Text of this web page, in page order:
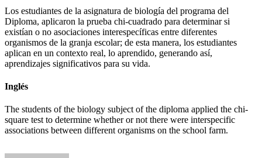
Los estudiantes de la asignatura de biología del programa del
Diploma, aplicaron la prueba chi-cuadrado para determinar si
existían o no asociaciones interespecíficas entre diferentes
organismos de la granja escolar; de esta manera, los estudiantes
aplican en un contexto real, lo aprendido, generando así,
aprendizajes significativos para su vida.
Inglés
The students of the biology subject of the diploma applied the chi-
square test to determine whether or not there were interspecific
associations between different organisms on the school farm.